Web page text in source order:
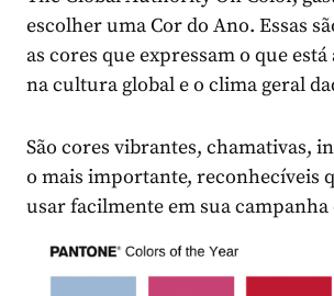
escolher uma Cor do Ano. Essas
as cores que expressam o que
na cultura global e o clima geral
São cores vibrantes, chamativas,
o mais importante, reconhecíveis
usar facilmente em sua campanha